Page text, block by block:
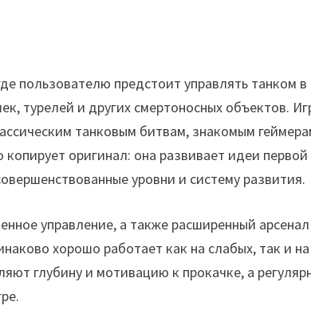
пользователю предстоит управлять танком в
турелей и других смертоносных объектов.
танковым битвам, знакомым
оригинал: она развивает идеи первой
уровни и систему развития.
управление, а также расширенный
хорошо работает как на слабых, так и на
глубину и мотивацию к прокачке, а